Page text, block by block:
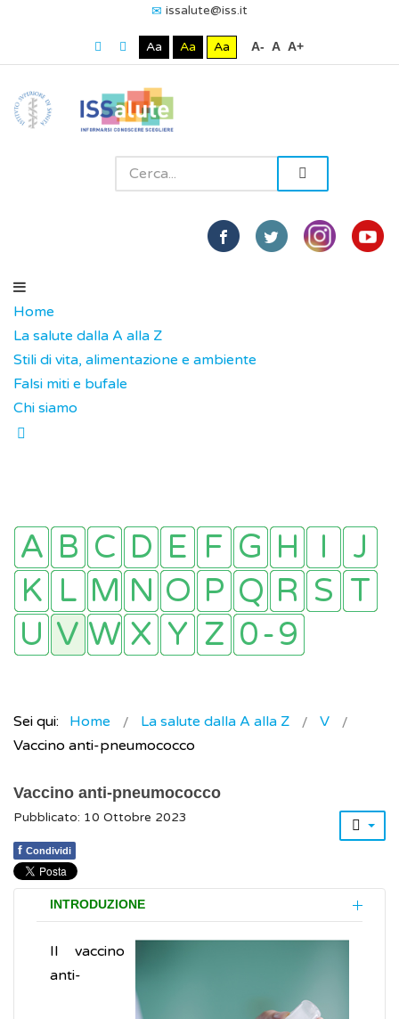
issalute@iss.it
Aa Aa Aa A- A A+
Home
La salute dalla A alla Z
Stili di vita, alimentazione e ambiente
Falsi miti e bufale
Chi siamo
Sei qui: Home La salute dalla A alla Z
V
Vaccino anti-pneumococco
Vaccino anti-pneumococco
Pubblicato: 10 Ottobre 2023
f Condividi
INTRODUZIONE
Il vaccino
anti-